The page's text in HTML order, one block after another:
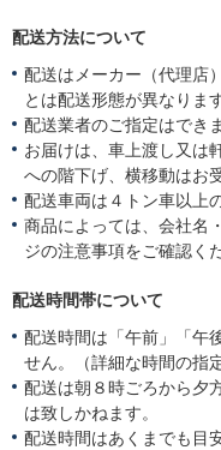
配送方法について
配送はメーカー（代理店
とは配送形態が異なりま
配送業者のご指定はでき
お届けは、車上渡し又は
への階下げ、横移動はお
配送車両は４トン車以上
商品によっては、会社名
ジの注意事項をご確認く
配送時間帯について
配送時間は「午前」「午
せん。（詳細な時間の指
配送は朝８時ごろから夕
は致しかねます。
配送時間はあくまでも目